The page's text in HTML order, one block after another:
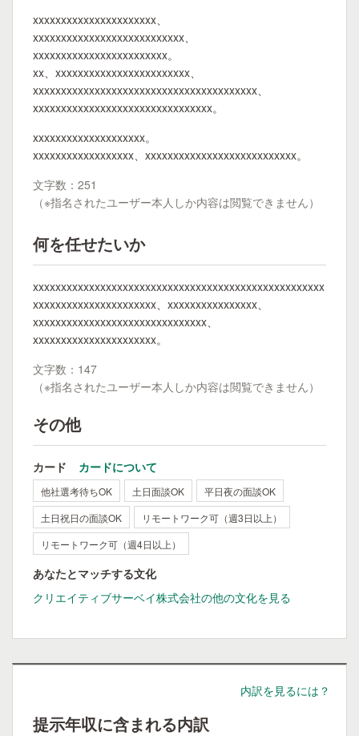
xxxxxxxxxxxxxxxxxxxxxx、
xxxxxxxxxxxxxxxxxxxxxxxxxxx、
xxxxxxxxxxxxxxxxxxxxxxxx。
xx、xxxxxxxxxxxxxxxxxxxxxxxx、
xxxxxxxxxxxxxxxxxxxxxxxxxxxxxxxxxxxxxxxx、
xxxxxxxxxxxxxxxxxxxxxxxxxxxxxxxx。
xxxxxxxxxxxxxxxxxxxx。
xxxxxxxxxxxxxxxxxx、xxxxxxxxxxxxxxxxxxxxxxxxxxx。
文字数：251
（※指名されたユーザー本人しか内容は閲覧できません）
何を任せたいか
xxxxxxxxxxxxxxxxxxxxxxxxxxxxxxxxxxxxxxxxxxxxxxxxxxxx
xxxxxxxxxxxxxxxxxxxxxx、xxxxxxxxxxxxxxxx、
xxxxxxxxxxxxxxxxxxxxxxxxxxxxxxx、
xxxxxxxxxxxxxxxxxxxxxx。
文字数：147
（※指名されたユーザー本人しか内容は閲覧できません）
その他
カード カードについて
他社選考待ちOK 土日面談OK
平日夜の面談OK
土日祝日の面談OK
リモートワーク可（週3日以上）
リモートワーク可（週4日以上）
あなたとマッチする文化
クリエイティブサーベイ株式会社の他の文化を見る
内訳を見るには？
提示年収に含まれる内訳